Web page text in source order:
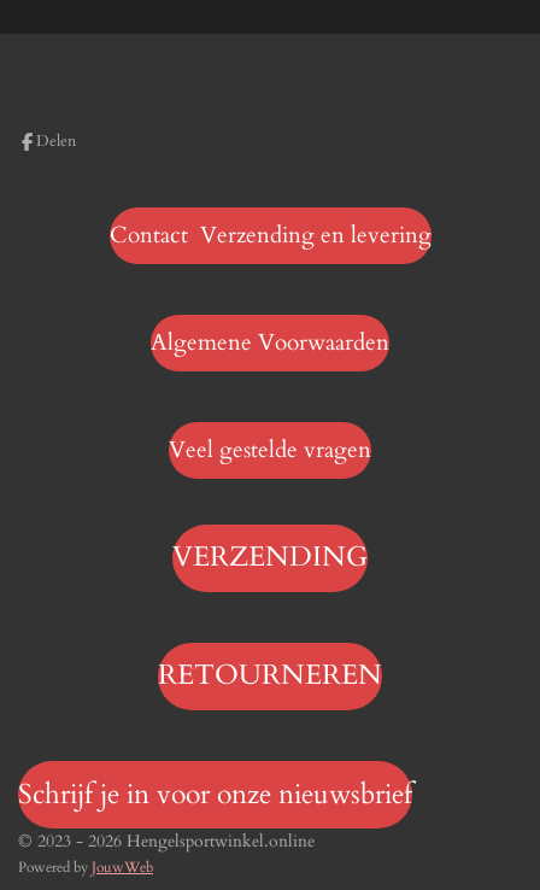
Delen
Contact Verzending en levering
Algemene Voorwaarden
Veel gestelde vragen
VERZENDING
RETOURNEREN
Schrijf je in voor onze nieuwsbrief
© 2023 - 2026 Hengelsportwinkel.online
Powered byJouwWeb